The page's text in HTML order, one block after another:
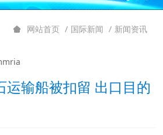
新闻资讯
国际新闻
网站首页
运输船被扣留 出口目的